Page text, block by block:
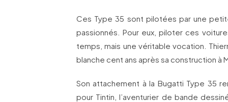
Ces Type 35 sont pilotées par une
passionnés. Pour eux, piloter ces
temps, mais une véritable vocation.
blanche cent ans après sa construction à
Son attachement à la Bugatti Type 35
pour Tintin, l’aventurier de bande